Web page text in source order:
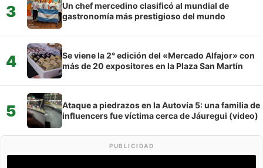
3
Un chef mercedino clasificó al mundial de
gastronomía más prestigioso del mundo
4
Se viene la 2° edición del «Mercado Alfajor» con
más de 20 expositores en la Plaza San Martín
5
Ataque a piedrazos en la Autovía 5: una familia de
influencers fue víctima cerca de Jáuregui (video)
PUBLICIDAD